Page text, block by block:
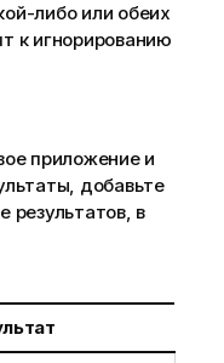
либо или обеих
к игнорированию
приложение и
добавьте
результатов, в